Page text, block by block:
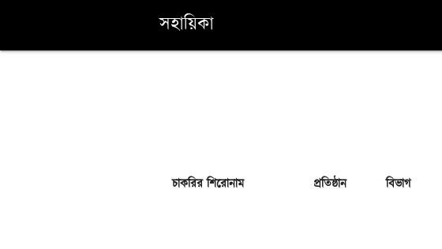
সহায়িকা
চাকরির শিরোনাম প্রতিষ্ঠান বিভাগ